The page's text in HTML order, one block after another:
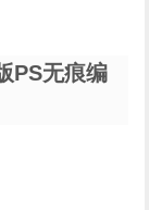
PS无痕编